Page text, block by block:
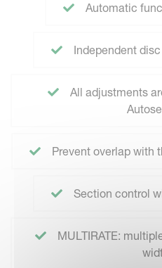
Automatic
Independent
All adjustments
Prevent overlap with
Section control
MULTIRATE: